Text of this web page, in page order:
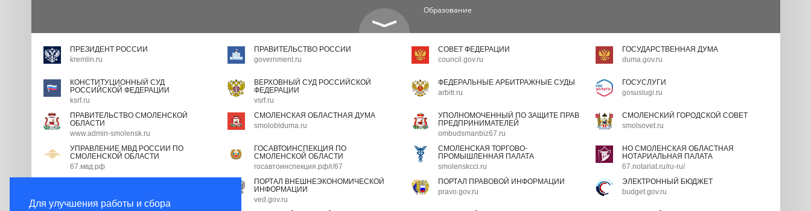
Для улучшения работы и сбора
Образование
ПРЕЗИДЕНТ РОССИИ
kremlin.ru
ПРАВИТЕЛЬСТВО РОССИИ
government.ru
СОВЕТ ФЕДЕРАЦИИ
council.gov.ru
ГОСУДАРСТВЕННАЯ ДУМА
duma.gov.ru
КОНСТИТУЦИОННЫЙ СУД
РОССИЙСКОЙ ФЕДЕРАЦИИ
ksrf.ru
ВЕРХОВНЫЙ СУД РОССИЙСКОЙ
ФЕДЕРАЦИИ
vsrf.ru
ФЕДЕРАЛЬНЫЕ АРБИТРАЖНЫЕ СУДЫ
arbitr.ru
ГОСУСЛУГИ
gosuslugi.ru
ПРАВИТЕЛЬСТВО СМОЛЕНСКОЙ
ОБЛАСТИ
www.admin-smolensk.ru
СМОЛЕНСКАЯ ОБЛАСТНАЯ ДУМА
smoloblduma.ru
УПОЛНОМОЧЕННЫЙ ПО ЗАЩИТЕ ПРАВ
ПРЕДПРИНИМАТЕЛЕЙ
ombudsmanbiz67.ru
СМОЛЕНСКИЙ ГОРОДСКОЙ СОВЕТ
smolsovet.ru
УПРАВЛЕНИЕ МВД РОССИИ ПО
СМОЛЕНСКОЙ ОБЛАСТИ
67.мвд.рф
ГОСАВТОИНСПЕКЦИЯ ПО
СМОЛЕНСКОЙ ОБЛАСТИ
госавтоинспекция.рф/r/67
СМОЛЕНСКАЯ ТОРГОВО-
ПРОМЫШЛЕННАЯ ПАЛАТА
smolenskcci.ru
НО СМОЛЕНСКАЯ ОБЛАСТНАЯ
НОТАРИАЛЬНАЯ ПАЛАТА
67.notariat.ru/ru-ru/
gossluzhba.gov.ru
ПОРТАЛ ВНЕШНЕЭКОНОМИЧЕСКОЙ
ИНФОРМАЦИИ
ved.gov.ru
ПОРТАЛ ПРАВОВОЙ ИНФОРМАЦИИ
pravo.gov.ru
ЭЛЕКТРОННЫЙ БЮДЖЕТ
budget.gov.ru